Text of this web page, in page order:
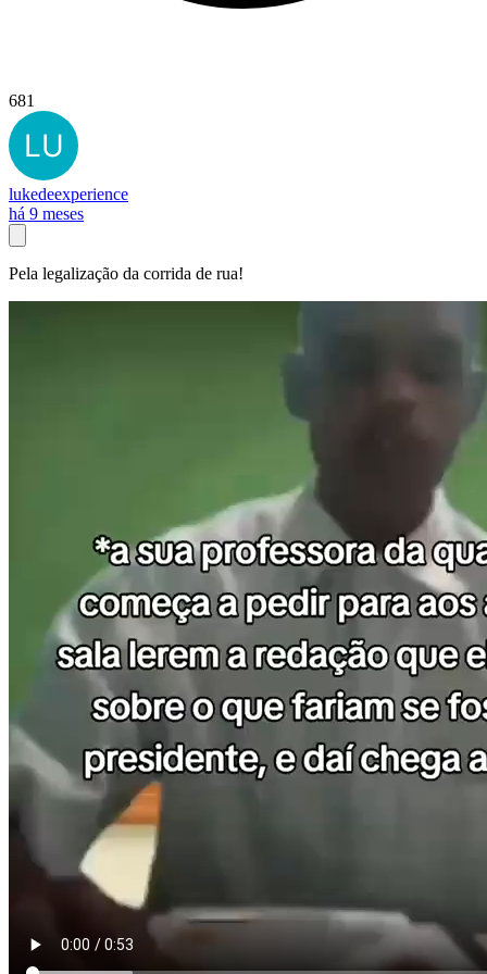
681
lukedeexperience
há 9 meses
Pela legalização da corrida de rua!